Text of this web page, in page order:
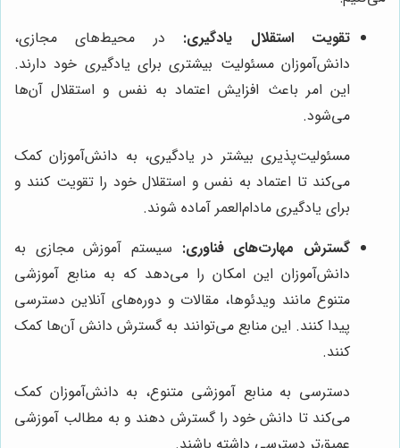
تقویت استقلال یادگیری: در محیط‌های مجازی،
دانش‌آموزان مسئولیت بیشتری برای یادگیری خود دارند.
این امر باعث افزایش اعتماد به نفس و استقلال آن‌ها
می‌شود.
مسئولیت‌پذیری بیشتر در یادگیری، به دانش‌آموزان کمک
می‌کند تا اعتماد به نفس و استقلال خود را تقویت کنند و
برای یادگیری مادام‌العمر آماده شوند.
گسترش مهارت‌های فناوری: سیستم آموزش مجازی به
دانش‌آموزان این امکان را می‌دهد که به منابع آموزشی
متنوع مانند ویدئوها، مقالات و دوره‌های آنلاین دسترسی
پیدا کنند. این منابع می‌توانند به گسترش دانش آن‌ها کمک
کنند.
دسترسی به منابع آموزشی متنوع، به دانش‌آموزان کمک
می‌کند تا دانش خود را گسترش دهند و به مطالب آموزشی